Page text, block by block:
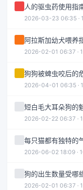
人的驱虫药使用指
2026-03-23 06:35 ·
阿拉斯加幼犬喂养
2026-02-01 06:37 ·
狗狗被蜱虫咬后的
2026-04-01 06:35 ·
短白毛大耳朵狗的
2026-02-22 06:37 ·
每只猫都有独特的
2026-06-02 18:09 ·
狗的出生数量受哪
2026-02-01 06:37 ·